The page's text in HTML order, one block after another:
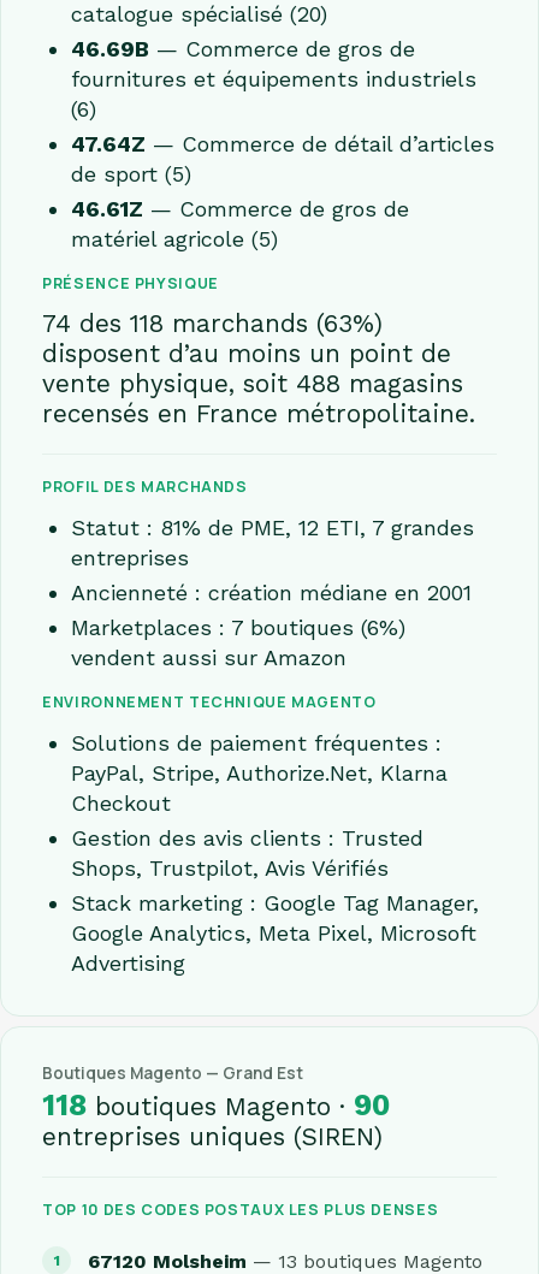
catalogue spécialisé (20)
46.69B — Commerce de gros de
fournitures et équipements industriels
(6)
47.64Z — Commerce de détail d’articles
de sport (5)
46.61Z — Commerce de gros de
matériel agricole (5)
PRÉSENCE PHYSIQUE
74 des 118 marchands (63%)
disposent d’au moins un point de
vente physique, soit 488 magasins
recensés en France métropolitaine.
PROFIL DES MARCHANDS
Statut : 81% de PME, 12 ETI, 7 grandes
entreprises
Ancienneté : création médiane en 2001
Marketplaces : 7 boutiques (6%)
vendent aussi sur Amazon
ENVIRONNEMENT TECHNIQUE MAGENTO
Solutions de paiement fréquentes :
PayPal, Stripe, Authorize.Net, Klarna
Checkout
Gestion des avis clients : Trusted
Shops, Trustpilot, Avis Vérifiés
Stack marketing : Google Tag Manager,
Google Analytics, Meta Pixel, Microsoft
Advertising
Boutiques Magento — Grand Est
118 boutiques Magento · 90
entreprises uniques (SIREN)
TOP 10 DES CODES POSTAUX LES PLUS DENSES
67120 Molsheim — 13 boutiques Magento